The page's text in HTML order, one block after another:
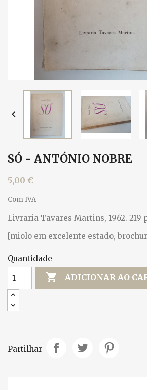

SÓ - ANTÓNIO NOBRE
5,00 €
Com IVA
Livraria Tavares Martins, 1962. 219
[miolo em excelente estado,
Quantidade
 ADICIONAR AO
Partilhar